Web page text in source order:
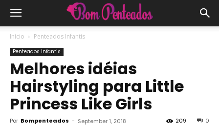
Início Penteados Infantis
Penteados Infantis
Melhores idéias
Hairstyling para Little
Princess Like Girls
Por Bompenteados - September 1, 2018 0
209